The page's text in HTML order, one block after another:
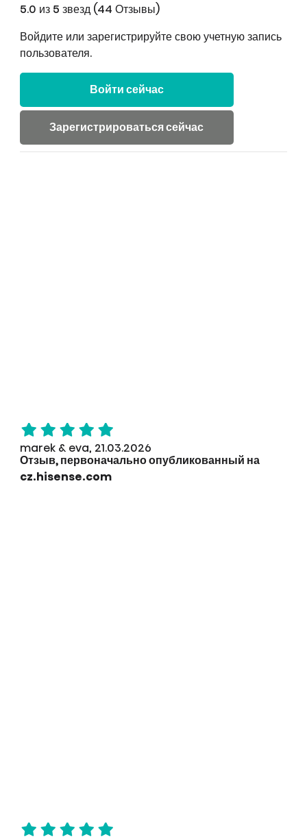
5.0 из 5 звезд (44 Отзывы)
Войдите или зарегистрируйте свою учетную запись
пользователя.
Войти сейчас
Зарегистрироваться сейчас
marek & eva, 21.03.2026
Отзыв, первоначально опубликованный на
cz.hisense.com